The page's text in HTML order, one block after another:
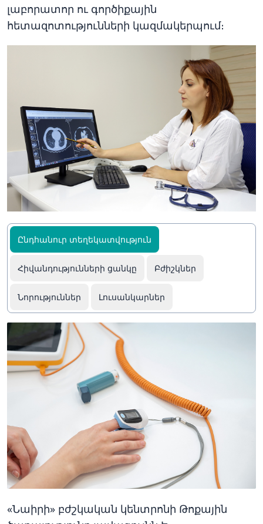
լաբորատոր ու գործիքային
հետազոտությունների կազմակերպում։
Ընդհանուր տեղեկատվություն
Հիվանդությունների ցանկը Բժիշկներ
Նորություններ Լուսանկարներ
«Նաիրի» բժշկական կենտրոնի Թոքային